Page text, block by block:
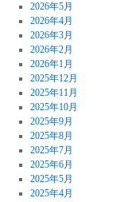
2026年5月
2026年4月
2026年3月
2026年2月
2026年1月
2025年12月
2025年11月
2025年10月
2025年9月
2025年8月
2025年7月
2025年6月
2025年5月
2025年4月